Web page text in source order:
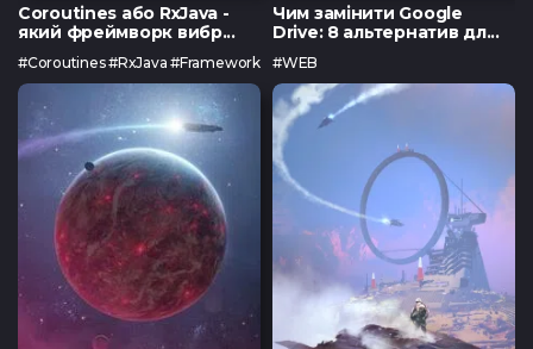
Coroutines або RxJava -
який фреймворк вибр...
#Coroutines #RxJava #Framework
Чим замінити Google
Drive: 8 альтернатив дл...
#WEB